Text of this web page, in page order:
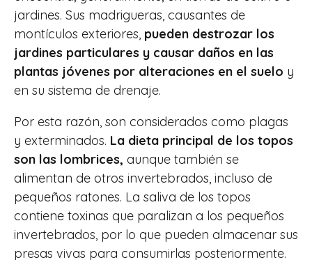
jardines. Sus madrigueras, causantes de
montículos exteriores, pueden destrozar los
jardines particulares y causar daños en las
plantas jóvenes por alteraciones en el suelo y
en su sistema de drenaje.
Por esta razón, son considerados como plagas
y exterminados. La dieta principal de los topos
son las lombrices, aunque también se
alimentan de otros invertebrados, incluso de
pequeños ratones. La saliva de los topos
contiene toxinas que paralizan a los pequeños
invertebrados, por lo que pueden almacenar sus
presas vivas para consumirlas posteriormente.